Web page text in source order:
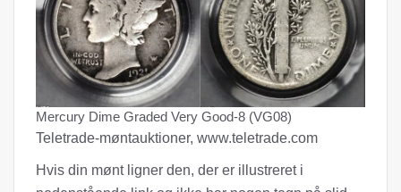
Mercury Dime Graded Very Good-8 (VG08)
Teletrade-møntauktioner, www.teletrade.com
Hvis din mønt ligner den, der er illustreret i